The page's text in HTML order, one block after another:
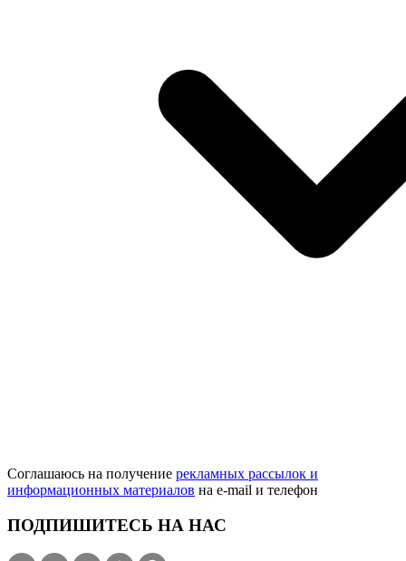
Соглашаюсь на получение рекламных рассылок и
информационных материалов на e‑mail и телефон
ПОДПИШИТЕСЬ НА НАС